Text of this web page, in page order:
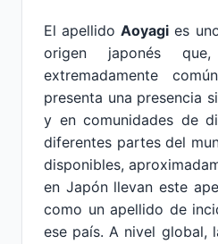
El apellidoAoyagi es
origen japonés
extremadamente
presenta una presencia
y en comunidades de
diferentes partes del
disponibles,
en Japón llevan este
como un apellido de
ese país. A nivel global,